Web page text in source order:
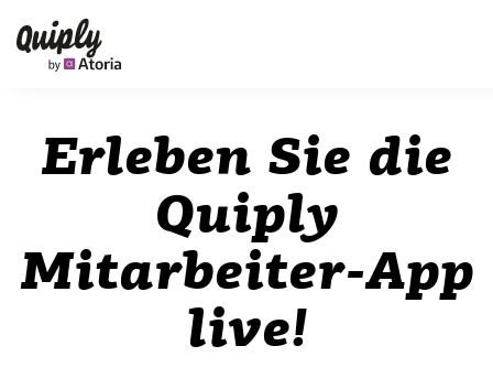
Erleben Sie die
Quiply
Mitarbeiter-App
live!